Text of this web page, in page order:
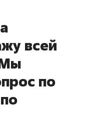
всей
по